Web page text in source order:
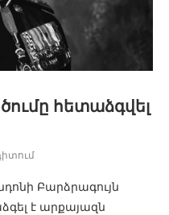
հետաձգվել
Բարձրագույն
է արքայազն